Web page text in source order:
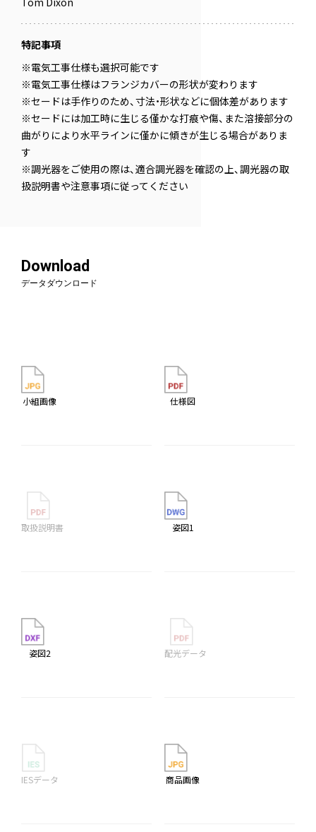
特記事項
※電気工事仕様も選択可能です
※電気工事仕様はフランジカバーの形状が変わります
※セードは手作りのため、寸法・形状などに個体差があります
※セードには加工時に生じる僅かな打痕や傷、また溶接部分の
曲がりにより水平ラインに僅かに傾きが生じる場合がありま
す
※調光器をご使用の際は、適合調光器を確認の上、調光器の取
扱説明書や注意事項に従ってください
Download
データダウンロード
小組画像 仕様図
取扱説明書 姿図1
姿図2 配光データ
IESデータ 商品画像